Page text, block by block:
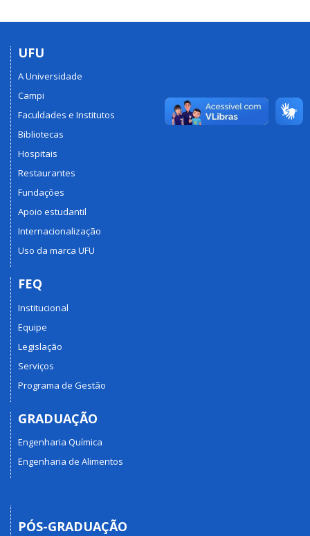
UFU
A Universidade
Campi
Faculdades e Institutos
Bibliotecas
Hospitais
Restaurantes
Fundações
Apoio estudantil
Internacionalização
Uso da marca UFU
FEQ
Institucional
Equipe
Legislação
Serviços
Programa de Gestão
GRADUAÇÃO
Engenharia Química
Engenharia de Alimentos
PÓS-GRADUAÇÃO